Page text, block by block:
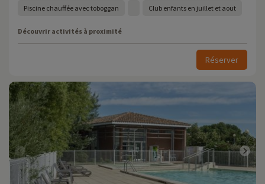
Piscine chauffée avec toboggan Club enfants en juillet et aout
Découvrir activités à proximité
Réserver